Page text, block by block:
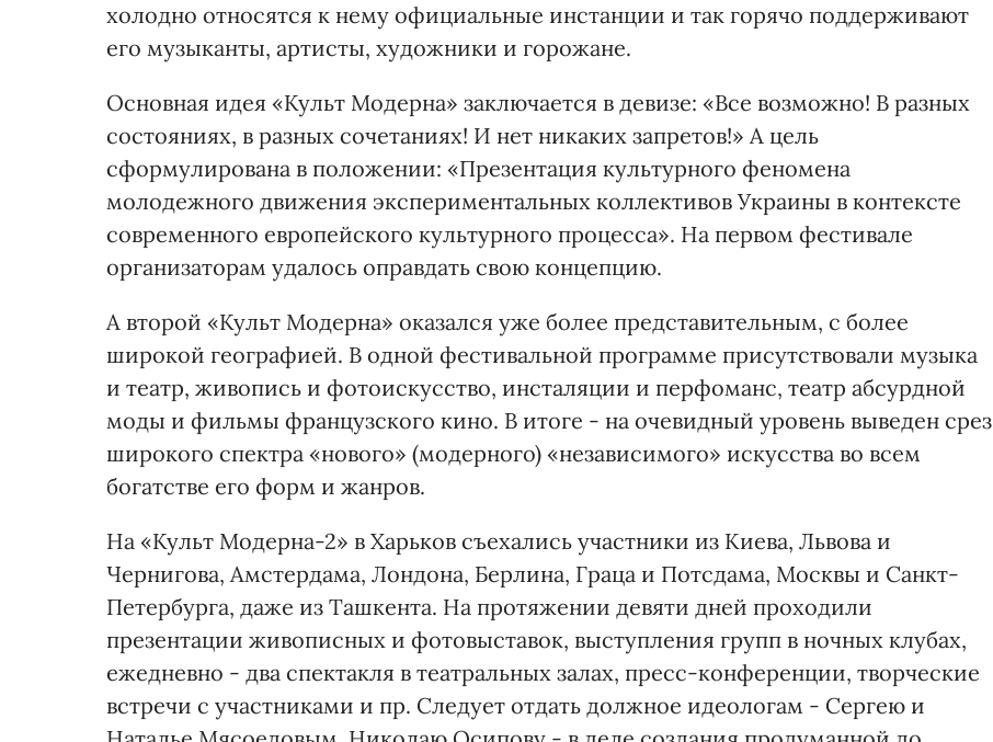
холодно относятся к нему официальные инстанции и так горячо поддерживают
его музыканты, артисты, художники и горожане.
Основная идея «Культ Модерна» заключается в девизе: «Все возможно! В разных
состояниях, в разных сочетаниях! И нет никаких запретов!» А цель
сформулирована в положении: «Презентация культурного феномена
молодежного движения экспериментальных коллективов Украины в контексте
современного европейского культурного процесса». На первом фестивале
организаторам удалось оправдать свою концепцию.
А второй «Культ Модерна» оказался уже более представительным, с более
широкой географией. В одной фестивальной программе присутствовали музыка
и театр, живопись и фотоискусство, инсталяции и перфоманс, театр абсурдной
моды и фильмы французского кино. В итоге - на очевидный уровень выведен срез
широкого спектра «нового» (модерного) «независимого» искусства во всем
богатстве его форм и жанров.
На «Культ Модерна-2» в Харьков съехались участники из Киева, Львова и
Чернигова, Амстердама, Лондона, Берлина, Граца и Потсдама, Москвы и Санкт-
Петербурга, даже из Ташкента. На протяжении девяти дней проходили
презентации живописных и фотовыставок, выступления групп в ночных клубах,
ежедневно - два спектакля в театральных залах, пресс-конференции, творческие
встречи с участниками и пр. Следует отдать должное идеологам - Сергею и